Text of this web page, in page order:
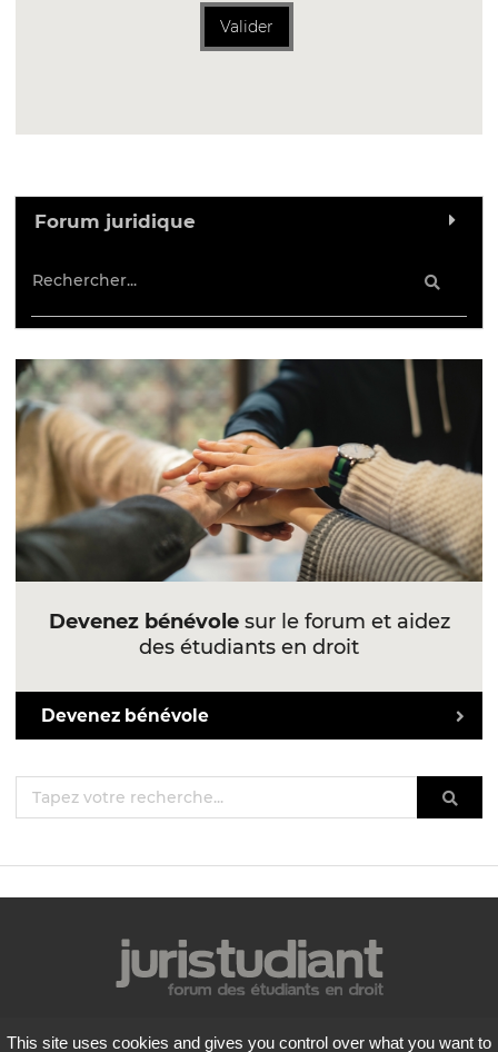
Valider
Forum juridique
Devenez bénévolesur le forum et aidez
des étudiants en droit
Devenez bénévole
Mentions légales
This site uses cookies and gives you control over what you want to